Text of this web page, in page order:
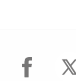
facebook